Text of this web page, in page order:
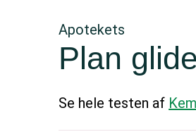
Apotekets
Plan
Se hele testen af